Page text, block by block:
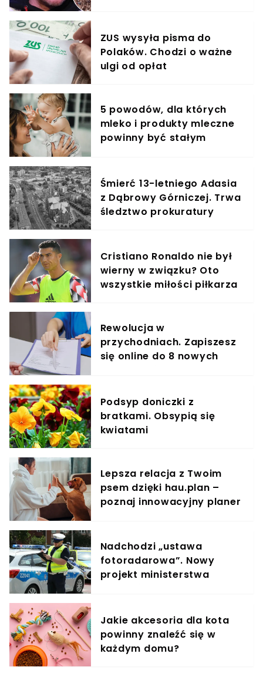
ZUS wysyła pisma do
Polaków. Chodzi o ważne
ulgi od opłat
5 powodów, dla których
mleko i produkty mleczne
powinny być stałym
Śmierć 13-letniego Adasia
z Dąbrowy Górniczej. Trwa
śledztwo prokuratury
Cristiano Ronaldo nie był
wierny w związku? Oto
wszystkie miłości piłkarza
Rewolucja w
przychodniach. Zapiszesz
się online do 8 nowych
Podsyp doniczki z
bratkami. Obsypią się
kwiatami
Lepsza relacja z Twoim
psem dzięki hau.plan –
poznaj innowacyjny planer
Nadchodzi „ustawa
fotoradarowa”. Nowy
projekt ministerstwa
Jakie akcesoria dla kota
powinny znaleźć się w
każdym domu?